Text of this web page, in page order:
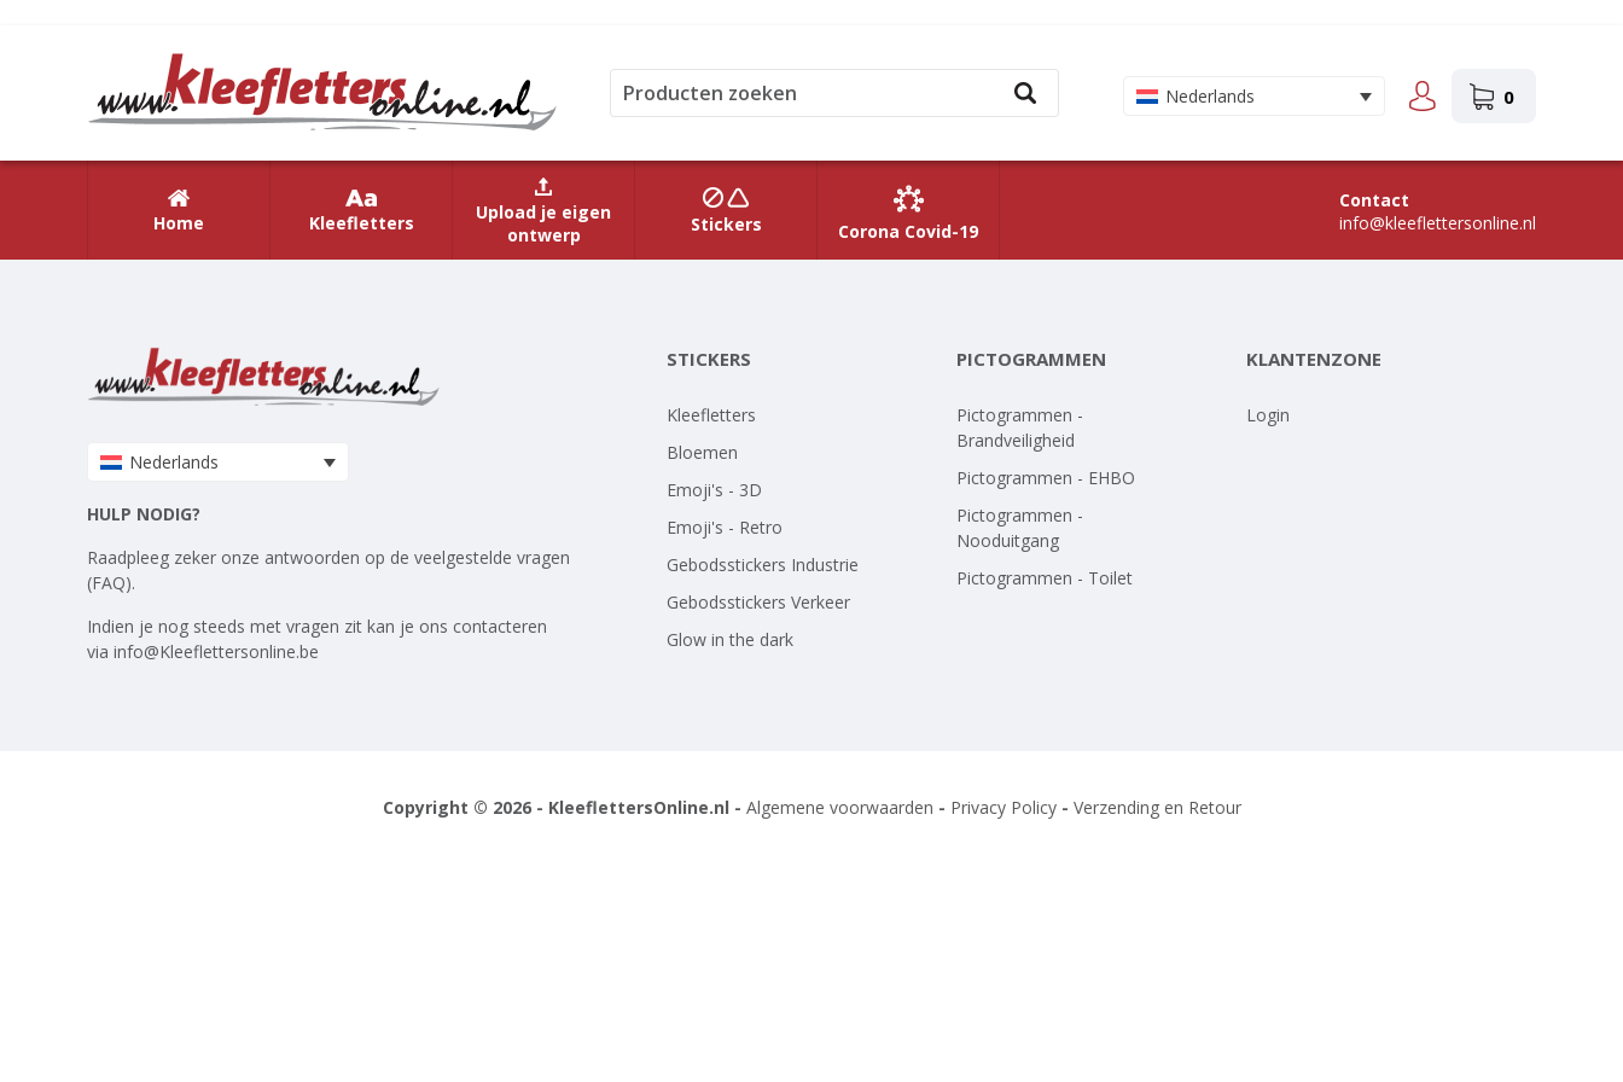
Nederlands 0
Home Kleefletters
Upload je eigen
ontwerp
Stickers Corona Covid-19
Contact
info@kleeflettersonline.nl
Nederlands
HULP NODIG?
Raadpleeg zeker onze antwoorden op de veelgestelde vragen
(FAQ).
Indien je nog steeds met vragen zit kan je ons contacteren
via info@Kleeflettersonline.be
STICKERS
Kleefletters
Bloemen
Emoji's - 3D
Emoji's - Retro
Gebodsstickers Industrie
Gebodsstickers Verkeer
Glow in the dark
PICTOGRAMMEN
Pictogrammen -
Brandveiligheid
Pictogrammen - EHBO
Pictogrammen -
Nooduitgang
Pictogrammen - Toilet
KLANTENZONE
Login
Copyright © 2026 - KleeflettersOnline.nl - Algemene voorwaarden - Privacy Policy- Verzending en Retour